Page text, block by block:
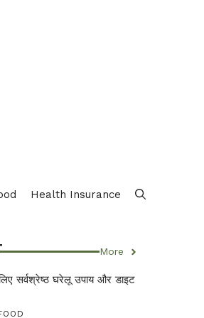
Health Insurance
More
सर्वश्रेष्ठ घरेलू उपाय और डाइट